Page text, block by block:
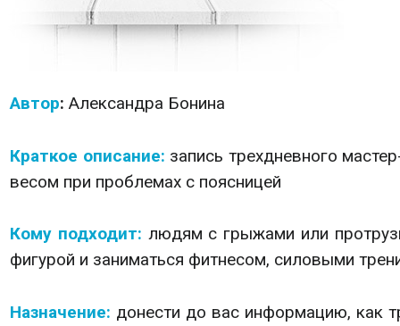
Автор: Александра Бонина
Краткое описание: запись трехдневного
весом при проблемах с поясницей
Кому подходит: людям с грыжами или
фигурой и заниматься фитнесом, силовыми
Назначение: донести до вас информацию, как